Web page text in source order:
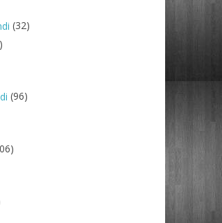
(32)
(96)